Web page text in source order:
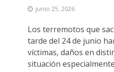
junio 25, 2026
Los terremotos que
tarde del 24 de junio
víctimas, daños en
situación